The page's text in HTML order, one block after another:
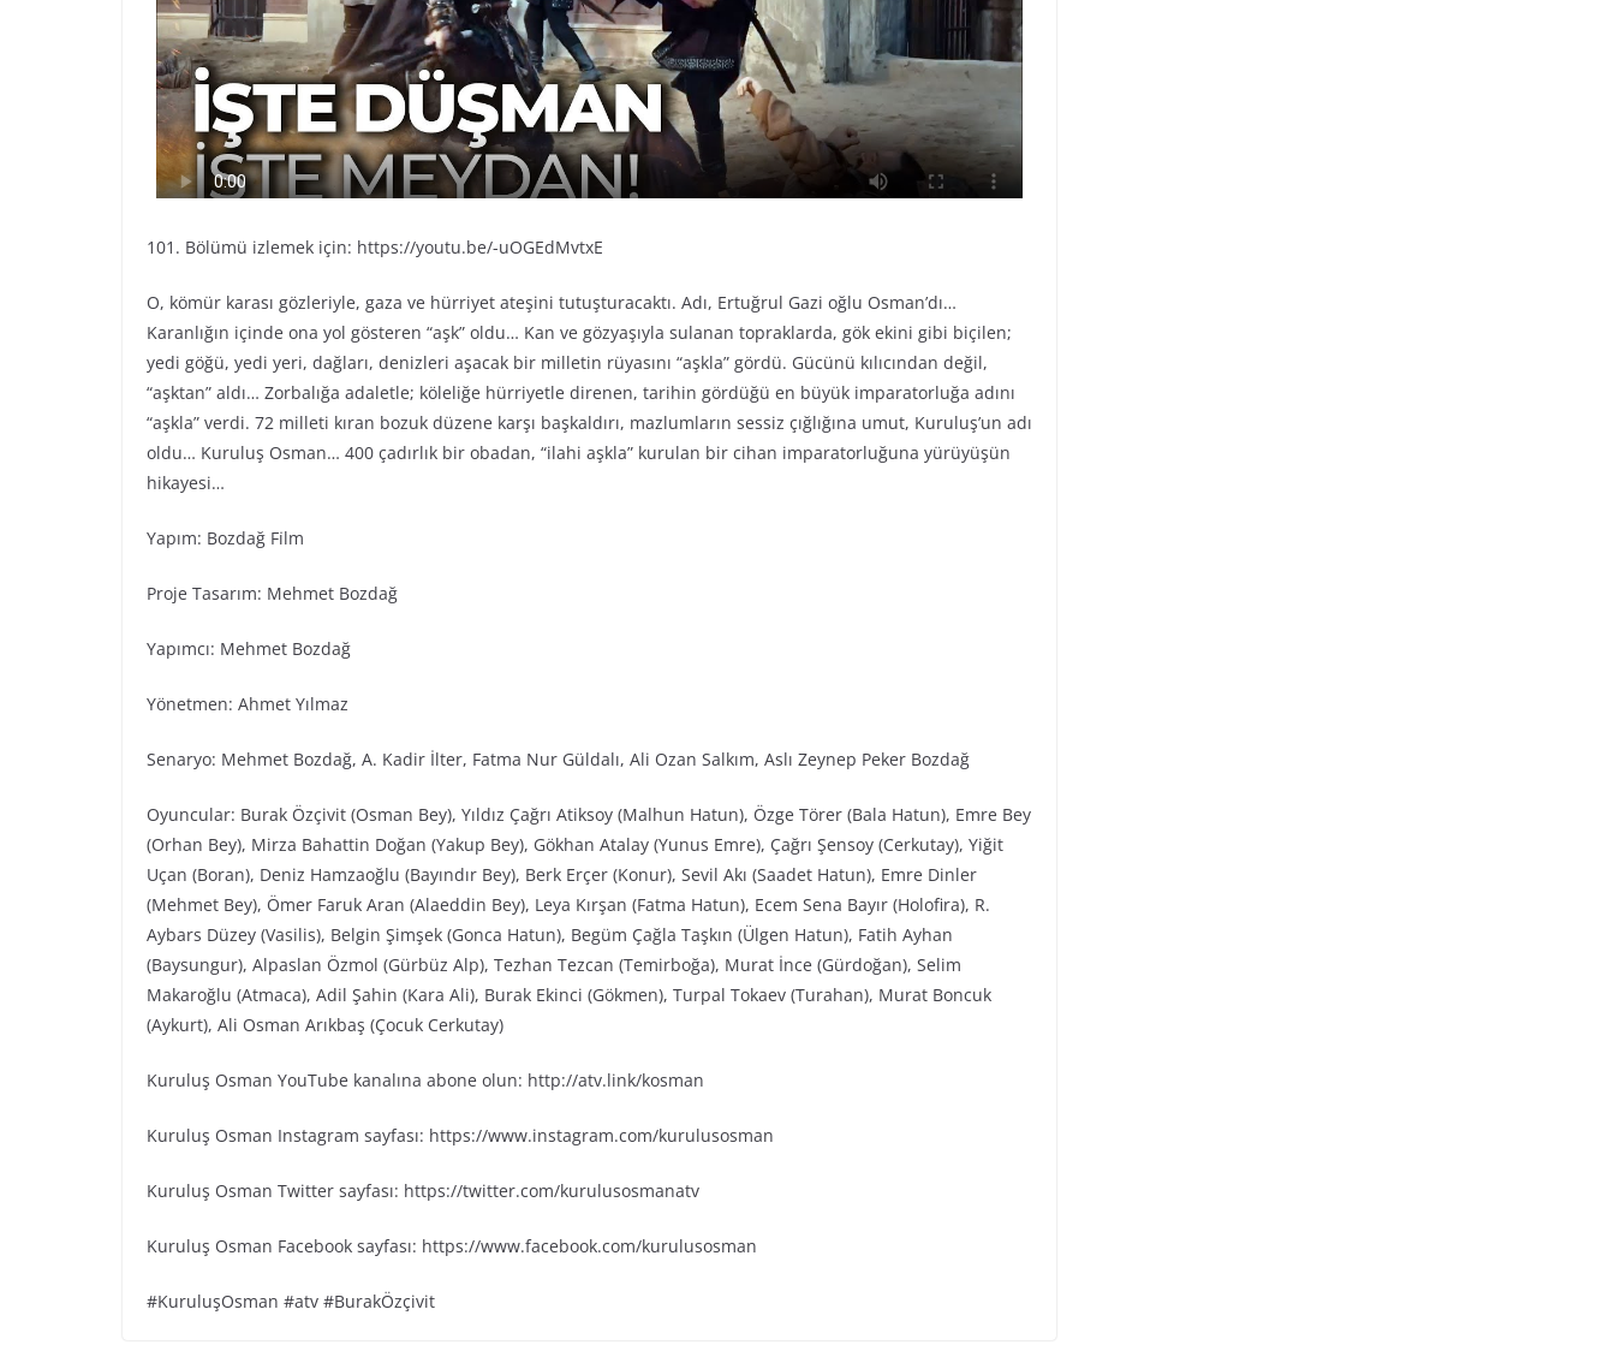
101. Bölümü izlemek için: https://youtu.be/-uOGEdMvtxE
O, kömür karası gözleriyle, gaza ve hürriyet ateşini tutuşturacaktı. Adı, Ertuğrul Gazi oğlu Osman’dı…
Karanlığın içinde ona yol gösteren “aşk” oldu… Kan ve gözyaşıyla sulanan topraklarda, gök ekini gibi biçilen;
yedi göğü, yedi yeri, dağları, denizleri aşacak bir milletin rüyasını “aşkla” gördü. Gücünü kılıcından değil,
“aşktan” aldı… Zorbalığa adaletle; köleliğe hürriyetle direnen, tarihin gördüğü en büyük imparatorluğa adını
“aşkla” verdi. 72 milleti kıran bozuk düzene karşı başkaldırı, mazlumların sessiz çığlığına umut, Kuruluş’un adı
oldu… Kuruluş Osman… 400 çadırlık bir obadan, “ilahi aşkla” kurulan bir cihan imparatorluğuna yürüyüşün
hikayesi…
Yapım: Bozdağ Fi̇lm
Proje Tasarım: Mehmet Bozdağ
Yapımcı: Mehmet Bozdağ
Yönetmen: Ahmet Yılmaz
Senaryo: Mehmet Bozdağ, A. Kadir İlter, Fatma Nur Güldalı, Ali Ozan Salkım, Aslı Zeynep Peker Bozdağ
Oyuncular: Burak Özçivit (Osman Bey), Yıldız Çağrı Atiksoy (Malhun Hatun), Özge Törer (Bala Hatun), Emre Bey
(Orhan Bey), Mirza Bahattin Doğan (Yakup Bey), Gökhan Atalay (Yunus Emre), Çağrı Şensoy (Cerkutay), Yiğit
Uçan (Boran), Deniz Hamzaoğlu (Bayındır Bey), Berk Erçer (Konur), Sevil Akı (Saadet Hatun), Emre Dinler
(Mehmet Bey), Ömer Faruk Aran (Alaeddin Bey), Leya Kırşan (Fatma Hatun), Ecem Sena Bayır (Holofira), R.
Aybars Düzey (Vasilis), Belgin Şimşek (Gonca Hatun), Begüm Çağla Taşkın (Ülgen Hatun), Fatih Ayhan
(Baysungur), Alpaslan Özmol (Gürbüz Alp), Tezhan Tezcan (Temirboğa), Murat İnce (Gürdoğan), Selim
Makaroğlu (Atmaca), Adil Şahin (Kara Ali), Burak Ekinci (Gökmen), Turpal Tokaev (Turahan), Murat Boncuk
(Aykurt), Ali Osman Arıkbaş (Çocuk Cerkutay)
Kuruluş Osman YouTube kanalına abone olun: http://atv.link/kosman
Kuruluş Osman Instagram sayfası: https://www.instagram.com/kurulusosman
Kuruluş Osman Twitter sayfası: https://twitter.com/kurulusosmanatv
Kuruluş Osman Facebook sayfası: https://www.facebook.com/kurulusosman
#KuruluşOsman #atv #BurakÖzçivit